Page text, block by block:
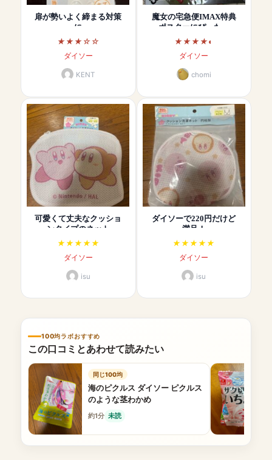
扉が勢いよく締まる対策
に
ダイソー
KENT
魔女の宅急便IMAX特典
ポスターにぴった…
ダイソー
chomi
可愛くて丈夫なクッショ
ンタイプのネット
ダイソー
isu
ダイソーで220円だけど
満足！
ダイソー
isu
100均ラボおすすめ
この口コミとあわせて読みたい
同じ100均
海のピクルス ダイソー ピクルス
のような茎わかめ
約1分 未読